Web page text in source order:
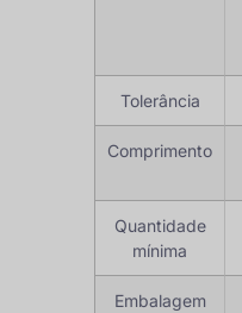
Tolerância
Comprimento
Quantidade
mínima
Embalagem